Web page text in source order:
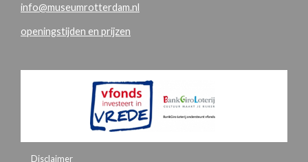
info@museumrotterdam.nl
openingstijden en prijzen
Disclaimer